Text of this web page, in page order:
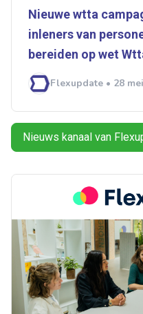
Nieuwe wtta
inleners van
bereiden op wet
Flexupdate • 28
Nieuws kanaal van